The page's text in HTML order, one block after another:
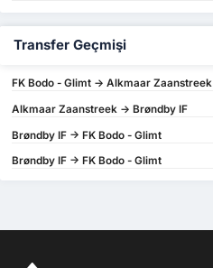
Transfer Geçmişi
FK Bodo - Glimt -> Alkmaar Zaanstreek
Alkmaar Zaanstreek -> Brøndby IF
Brøndby IF -> FK Bodo - Glimt
Brøndby IF -> FK Bodo - Glimt